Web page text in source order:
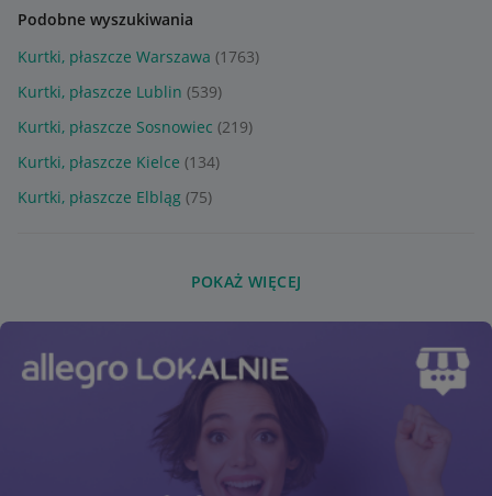
Podobne wyszukiwania
Kurtki, płaszcze Warszawa (1763)
Kurtki, płaszcze Lublin (539)
Kurtki, płaszcze Sosnowiec (219)
Kurtki, płaszcze Kielce (134)
Kurtki, płaszcze Elbląg (75)
POKAŻ WIĘCEJ